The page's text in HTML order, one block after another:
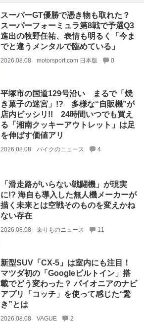
スーパーGT優勝で憑き物も取れた？
スーパーフォーミュラ第8戦で予選Q3
進出の牧野任祐、表情も明るく「今ま
でと違うメンタルで臨めている」
2026.08.08 motorsport.com 日本版 0
平塚市の国道129号沿い まるで「焼
き菓子の迷宮」!? 多様な“自販機”が
店内ビッシリ!! 24時間いつでも買え
る「湘南クッキーアウトレット」は足
を伸ばす価値アリ
2026.08.08 バイクのニュース 4
「滑走路がいらない戦闘機」が現実
に!? 海自も導入した無人機メーカーが
描く未来とは空戦そのものを変えかね
ない存在
2026.08.08 乗りものニュース 11
新型SUV「CX-5」は室内にも注目！
マツダ初の「Googleビルトイン」搭
載でどう変わった？ パイオニアのナビ
アプリ「コッチ」を使って感じた“驚
き”とは
2026.08.08 VAGUE 2